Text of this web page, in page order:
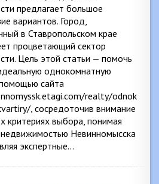
предлагает большое
вариантов. Город,
в Ставропольском крае
процветающий сектор
Цель этой статьи — помочь
однокомнатную
сайта
realty/odnok
, сосредоточив внимание
критериях выбора, понимая
Невинномысска
экспертные…